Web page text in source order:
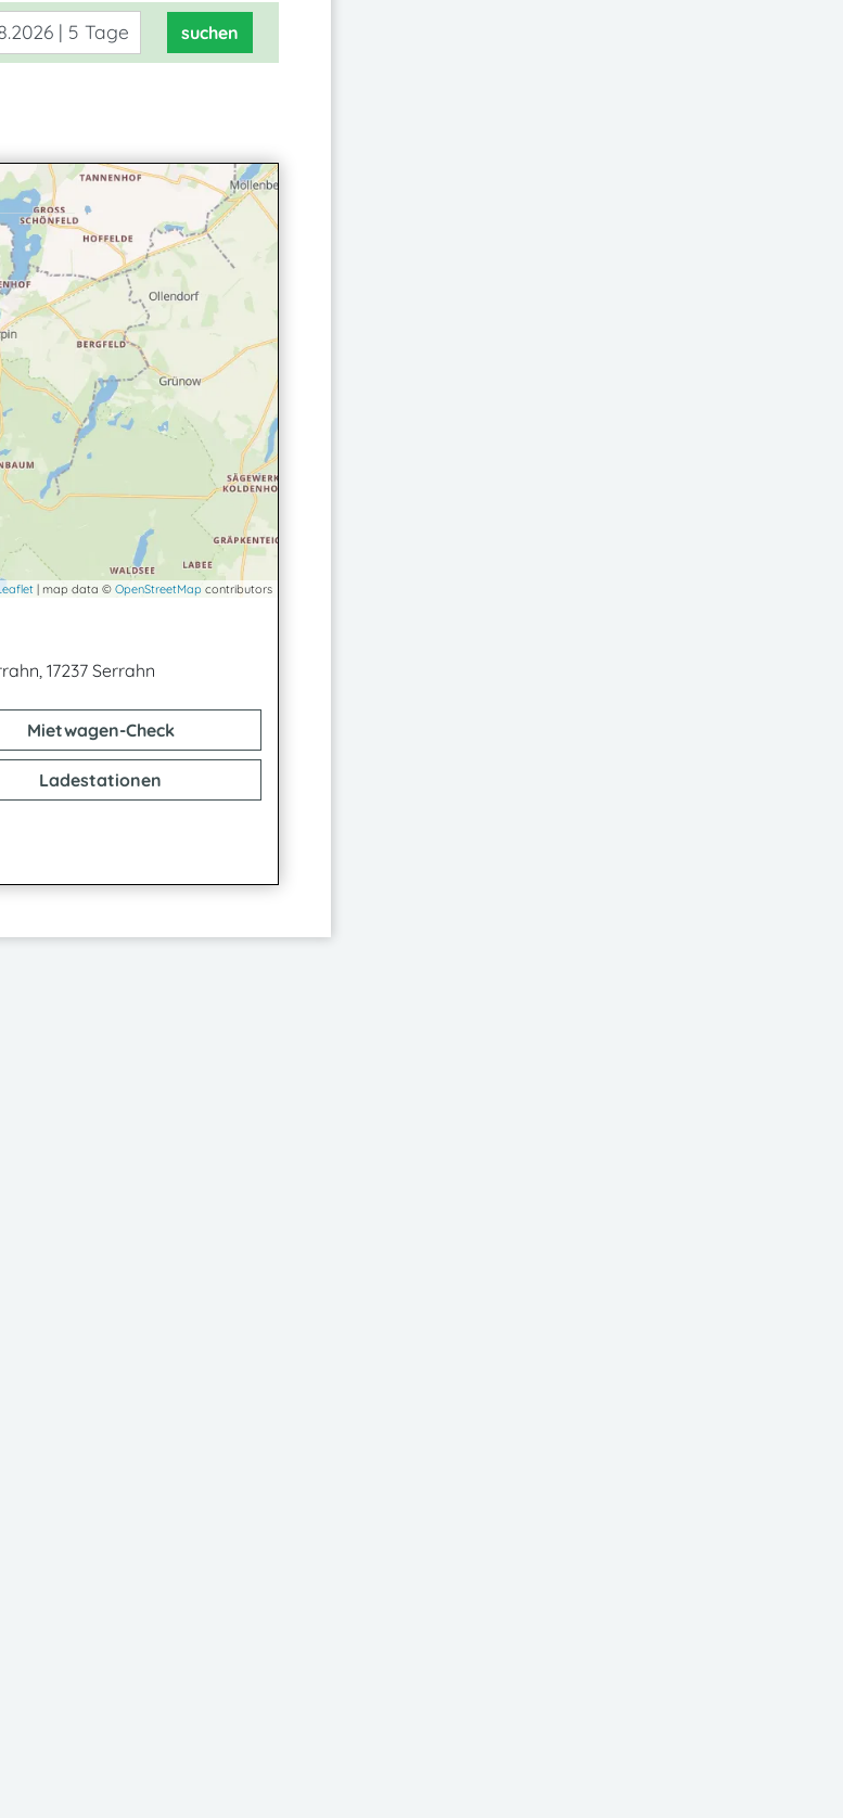
| 5 Tage suchen
| map data © OpenStreetMap contributors
17237 Serrahn
Mietwagen-Check
Ladestationen